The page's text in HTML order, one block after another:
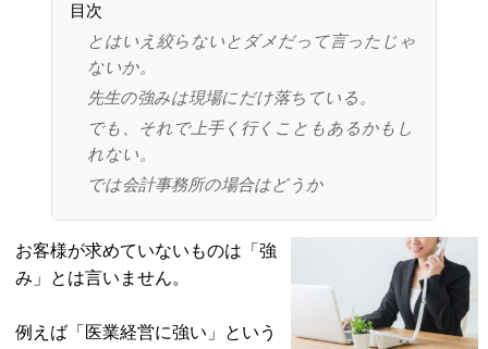
目次
とはいえ絞らないとダメだって言ったじゃ
ないか。
先生の強みは現場にだけ落ちている。
でも、それで上手く行くこともあるかもし
れない。
では会計事務所の場合はどうか
お客様が求めていないものは「強
み」とは言いません。
例えば「医業経営に強い」という